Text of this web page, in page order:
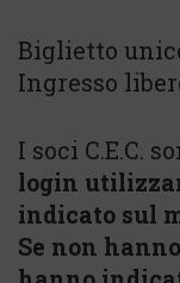
Biglietto
Ingresso
I soci C.E.C.
login
indicato sul
Se non